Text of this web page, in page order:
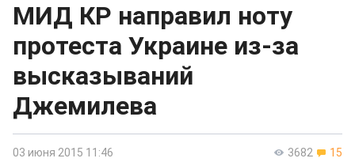
МИД КР направил ноту
протеста Украине из-за
высказываний
Джемилева
3682 15
03 июня 2015 11:46